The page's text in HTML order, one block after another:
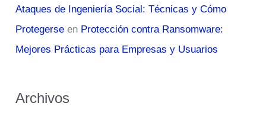
Ataques de Ingeniería Social: Técnicas y Cómo
Protegerse en Protección contra Ransomware:
Mejores Prácticas para Empresas y Usuarios
Archivos